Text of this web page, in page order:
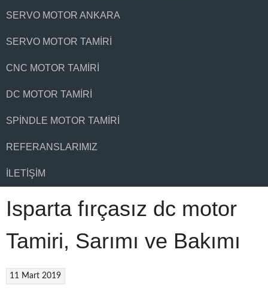
SERVO MOTOR ANKARA
SERVO MOTOR TAMIRI
CNC MOTOR TAMIRI
DC MOTOR TAMIRI
SPINDLE MOTOR TAMIRI
REFERANSLARIMIZ
İLETIŞIM
Isparta fırçasız dc motor
Tamiri, Sarımı ve Bakımı
11 Mart 2019